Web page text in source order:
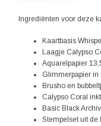
Ingrediënten voor deze
Kaartbasis
Laagje Calypso
Aquarelpapier
Glimmerpapier in
Brusho en
Calypso Coral inkt
Basic Black
Stempelset uit de